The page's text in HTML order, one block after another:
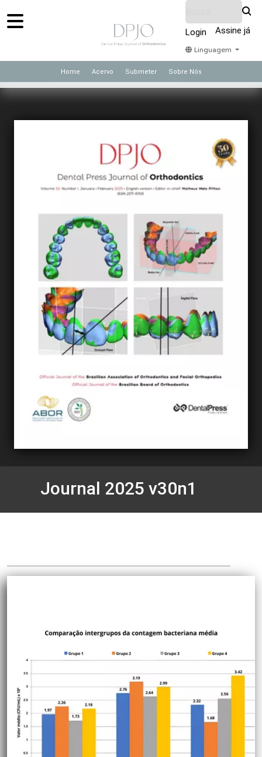
Login Assine já
Linguagem
Home Acervo Submeter Sobre Nós
Journal 2025 v30n1